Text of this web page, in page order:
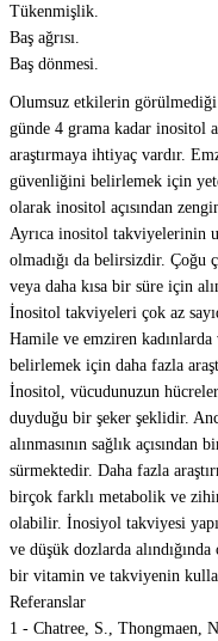
Tükenmişlik.
Baş ağrısı.
Baş dönmesi.
Olumsuz etkilerin görülmediği
günde 4 grama kadar inositol
araştırmaya ihtiyaç vardır.
güvenliğini belirlemek için
olarak inositol açısından
Ayrıca inositol takviyelerinin
olmadığı da belirsizdir. Çoğu
veya daha kısa bir süre için
İnositol takviyeleri çok az
Hamile ve emziren
belirlemek için daha fazla
İnositol, vücudunuzun
duyduğu bir şeker şeklidir.
alınmasının sağlık
sürmektedir. Daha fazla
birçok farklı metabolik ve
olabilir. İnosiyol takviyesi
ve düşük dozlarda
bir vitamin ve takviyenin
Referanslar
1 - Chatree, S., Thongmaen,